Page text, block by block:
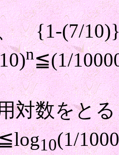
{1-(7/
n≦(1/
対数をと
10(1/